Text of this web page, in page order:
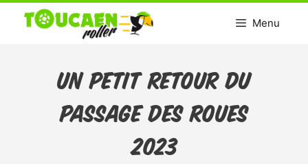
Menu
Un petit retour du
passage des roues
2023